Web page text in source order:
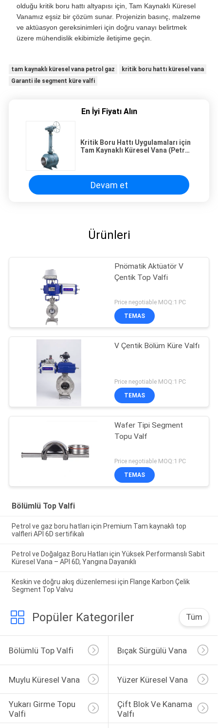
olduğu kritik boru hattı altyapısı için, Tam Kaynaklı Küresel
Vanamız eşsiz bir çözüm sunar. Projenizin basınç, malzeme
ve aktüasyon gereksinimleri için doğru vanayı belirtmek
üzere mühendislik ekibimizle iletişime geçin.
tam kaynaklı küresel vana petrol gaz
kritik boru hattı küresel vana
Garanti ile segment küre valfi
En İyi Fiyatı Alın
Kritik Boru Hattı Uygulamaları için
Tam Kaynaklı Küresel Vana (Petrol
Devam et
Ürünleri
Pnömatik Aktüatör V
Çentik Top Valfi
Price negotiable MOQ:1 PC
TEMAS
V Çentik Bölüm Küre Valfı
Price negotiable MOQ:1 PC
TEMAS
Wafer Tipi Segment
Topu Valf
Price negotiable MOQ:1 PC
TEMAS
Bölümlü Top Valfi
Petrol ve gaz boru hatları için Premium Tam kaynaklı top
valfleri API 6D sertifikalı
Petrol ve Doğalgaz Boru Hatları için Yüksek Performanslı Sabit
Küresel Vana – API 6D, Yangına Dayanıklı
Keskin ve doğru akış düzenlemesi için Flange Karbon Çelik
Segment Top Valvu
Popüler Kategoriler Tüm
Bölümlü Top Valfi Bıçak Sürgülü Vana
Muylu Küresel Vana Yüzer Küresel Vana
Yukarı Girme Topu
Valfi
Çift Blok Ve Kanama
Valfı